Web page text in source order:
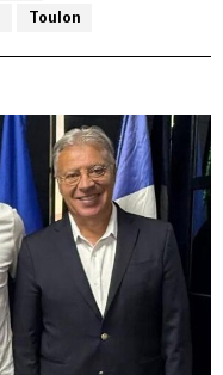
Toulon